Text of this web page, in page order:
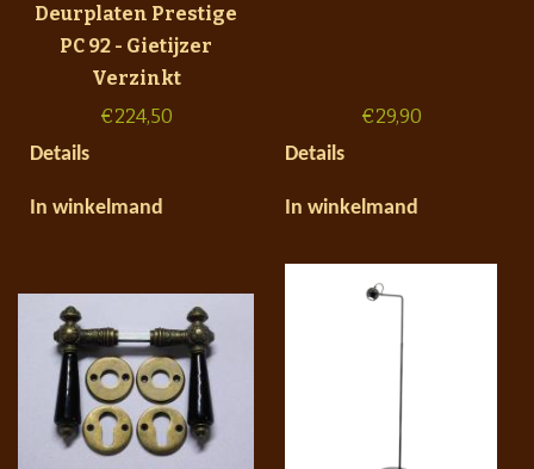
Deurplaten Prestige
PC 92 - Gietijzer
Verzinkt
€224,50
Details
In winkelmand
€29,90
Details
In winkelmand